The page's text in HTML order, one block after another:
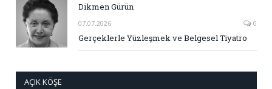
Dikmen Gürün
07.07.2026 0
Gerçeklerle Yüzleşmek ve Belgesel Tiyatro
AÇIK KÖŞE